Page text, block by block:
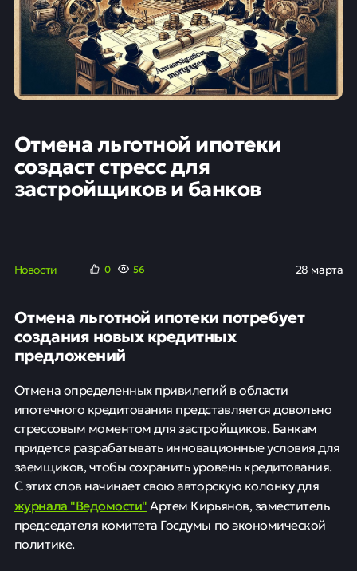
Отмена льготной ипотеки
создаст стресс для
застройщиков и банков
Новости 0 56 28 марта
Отмена льготной ипотеки потребует
создания новых кредитных
предложений
Отмена определенных привилегий в области
ипотечного кредитования представляется довольно
стрессовым моментом для застройщиков. Банкам
придется разрабатывать инновационные условия для
заемщиков, чтобы сохранить уровень кредитования.
С этих слов начинает свою авторскую колонку для
журнала "Ведомости"Артем Кирьянов, заместитель
председателя комитета Госдумы по экономической
политике.